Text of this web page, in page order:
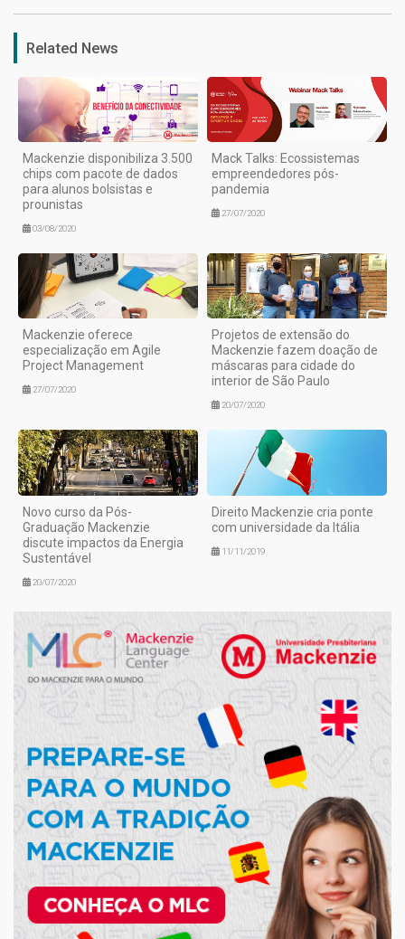
Related News
Mackenzie disponibiliza 3.500
chips com pacote de dados
para alunos bolsistas e
prounistas
03/08/2020
Mack Talks: Ecossistemas
empreendedores pós-
pandemia
27/07/2020
Mackenzie oferece
especialização em Agile
Project Management
27/07/2020
Projetos de extensão do
Mackenzie fazem doação de
máscaras para cidade do
interior de São Paulo
20/07/2020
Novo curso da Pós-
Graduação Mackenzie
discute impactos da Energia
Sustentável
20/07/2020
Direito Mackenzie cria ponte
com universidade da Itália
11/11/2019